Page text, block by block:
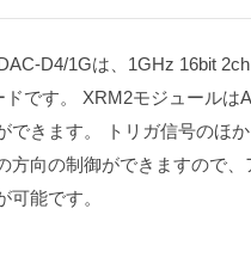
D4/1Gは、1GHz 16bit
ドです。 XRM2モジュールは
できます。 トリガ信号のほ
方向の制御ができますので
可能です。